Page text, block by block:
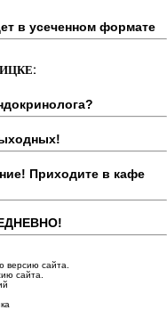
в усеченном формате
Приходите в кафе
версию сайта.
сайта.